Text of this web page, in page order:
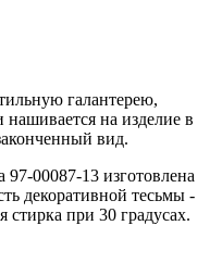
галантерею,
на изделие в
вид.
97-00087-13 изготовлена
декоративной тесьмы -
стирка при 30 градусах.